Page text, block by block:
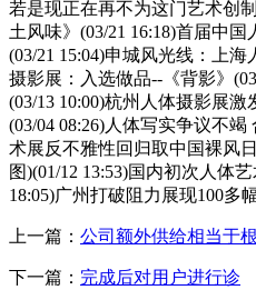
若是现正在再不为这门艺术创
土风味》(03/21 16:18)首届中
(03/21 15:04)申城风光线：上
摄影展：入选做品--《背影》
(03/13 10:00)杭州人体摄影展
(03/04 08:26)人体写实争议不
术展反不雅性回归取中国裸风
图)(01/12 13:53)国内初次人体
18:05)广州打破阻力展现100多
上一篇： 公司额外供给相当于
下一篇： 完成后对用户进行诊